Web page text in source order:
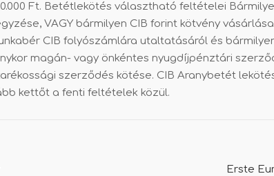
Ft. Betétlekötés választható feltételei
VAGY bármilyen CIB forint kötvény
CIB folyószámlára utaltatásáról és
magán- vagy önkéntes nyugdíjpénztári
szerződés kötése. CIB Aranybetét
kettőt a fenti feltételek közül.
Erste